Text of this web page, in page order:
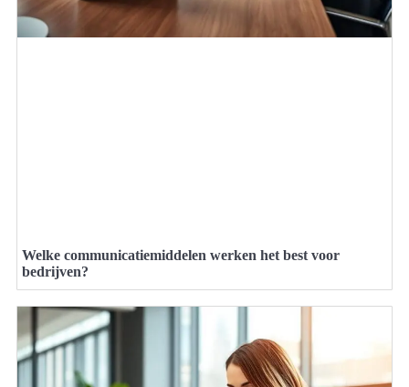
Welke communicatiemiddelen werken het best voor
bedrijven?